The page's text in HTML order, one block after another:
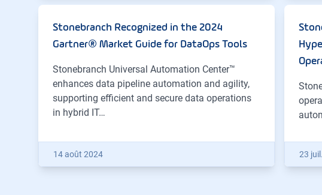
Stonebranch Recognized in the 2024
Gartner® Market Guide for DataOps Tools
Stonebranch Universal Automation Center™
enhances data pipeline automation and agility,
supporting efficient and secure data operations
in hybrid IT…
14 août 2024 23